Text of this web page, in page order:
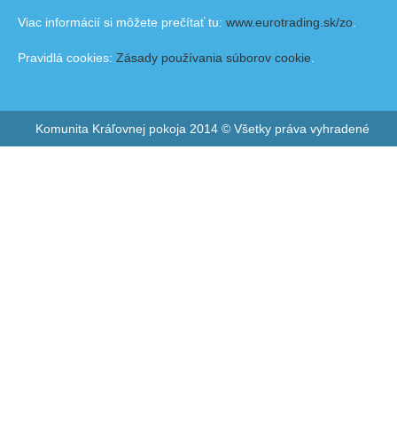
Viac informácií si môžete prečítať tu: www.eurotrading.sk/zo
Pravidlá cookies: Zásady používania súborov cookie
Komunita Kráľovnej pokoja 2014 © Všetky práva vyhradené